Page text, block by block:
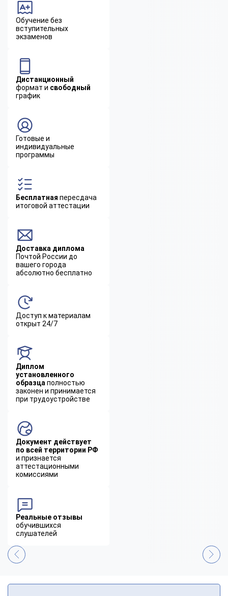
Обучение без
вступительных
экзаменов
Дистанционный
формат и свободный
график
Готовые и
индивидуальные
программы
Бесплатная пересдача
итоговой аттестации
Доставка диплома
Почтой России до
вашего города
абсолютно бесплатно
Доступ к материалам
открыт 24/7
Диплом
установленного
образца полностью
законен и принимается
при трудоустройстве
Документ действует
по всей территории РФ
и признается
аттестационными
комиссиями
Реальные отзывы
обучившихся
слушателей